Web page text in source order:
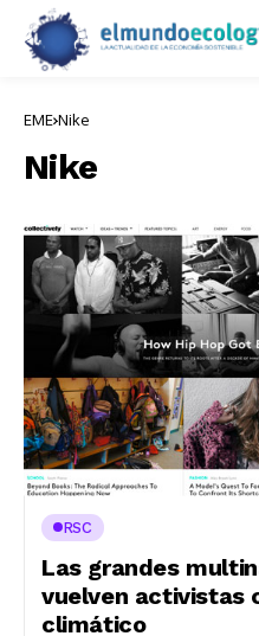
EME Nike
Nike
RSC
Las grandes
vuelven activistas
climático